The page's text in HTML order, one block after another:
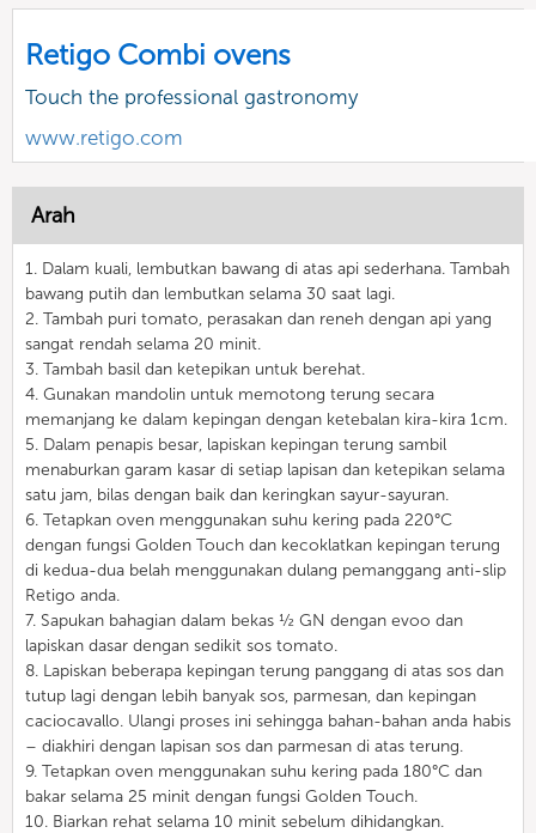
Retigo Combi ovens
Touch the professional gastronomy
www.retigo.com
Arah
1. Dalam kuali, lembutkan bawang di atas api sederhana. Tambah
bawang putih dan lembutkan selama 30 saat lagi.
2. Tambah puri tomato, perasakan dan reneh dengan api yang
sangat rendah selama 20 minit.
3. Tambah basil dan ketepikan untuk berehat.
4. Gunakan mandolin untuk memotong terung secara
memanjang ke dalam kepingan dengan ketebalan kira-kira 1cm.
5. Dalam penapis besar, lapiskan kepingan terung sambil
menaburkan garam kasar di setiap lapisan dan ketepikan selama
satu jam, bilas dengan baik dan keringkan sayur-sayuran.
6. Tetapkan oven menggunakan suhu kering pada 220°C
dengan fungsi Golden Touch dan kecoklatkan kepingan terung
di kedua-dua belah menggunakan dulang pemanggang anti-slip
Retigo anda.
7. Sapukan bahagian dalam bekas ½ GN dengan evoo dan
lapiskan dasar dengan sedikit sos tomato.
8. Lapiskan beberapa kepingan terung panggang di atas sos dan
tutup lagi dengan lebih banyak sos, parmesan, dan kepingan
caciocavallo. Ulangi proses ini sehingga bahan-bahan anda habis
– diakhiri dengan lapisan sos dan parmesan di atas terung.
9. Tetapkan oven menggunakan suhu kering pada 180°C dan
bakar selama 25 minit dengan fungsi Golden Touch.
10. Biarkan rehat selama 10 minit sebelum dihidangkan.